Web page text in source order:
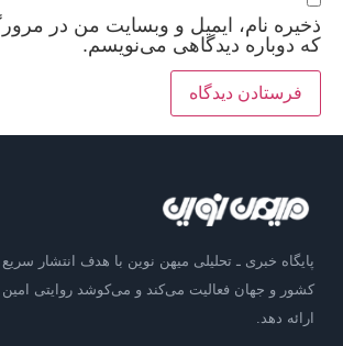
ذخیره نام، ایمیل و وبسایت من در
که دوباره دیدگاهی می‌نویسم.
پایگاه خبری ـ تحلیلی میهن نوین با هدف انتشار سریع
کشور و جهان فعالیت می‌کند و می‌کوشد روایتی امین و
ارائه دهد.